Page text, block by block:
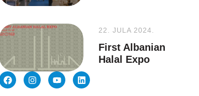
22. JULA 2024.
First Albanian
Halal Expo